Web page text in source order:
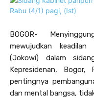
BOGOR-
mewujudkan
(Jokowi) dalam
Kepresidenan,
pentingnya
dan mental bangsa,